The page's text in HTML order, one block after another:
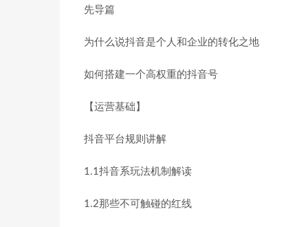
先导篇
为什么说抖音是个人和企业的转化之地
如何搭建一个高权重的抖音号
【运营基础】
抖音平台规则讲解
1.1抖音系玩法机制解读
1.2那些不可触碰的红线